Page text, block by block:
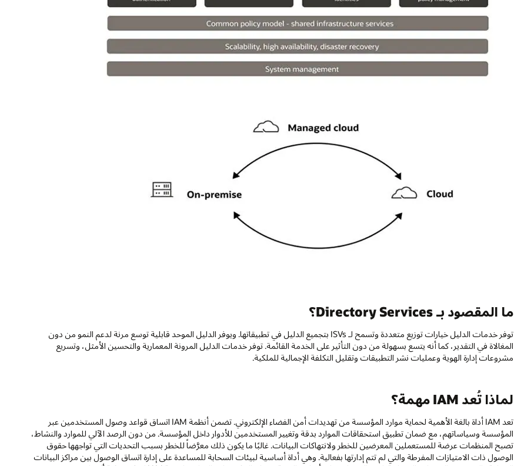
ما المقصود بـ Directory Services؟
توفر خدمات الدليل خيارات توزيع متعددة وتسمح لـ ISVs بتجميع الدليل في تطبيقاتها. ويوفر الدليل الموحد قابلية توسع مرنة لدعم النمو من دون
المغالاة في التقدير، كما أنه يتسع بسهولة من دون التأثير على الخدمة القائمة. توفر خدمات الدليل المرونة المعمارية والتحسين الأمثل، وتسريع
مشروعات إدارة الهوية وعمليات نشر التطبيقات وتقليل التكلفة الإجمالية للملكية.
لماذا تُعد IAM مهمة؟
تعد IAM أداة بالغة الأهمية لحماية موارد المؤسسة من تهديدات أمن الفضاء الإلكتروني. تضمن أنظمة IAM اتساق قواعد وصول المستخدمين عبر
المؤسسة وسياساتهم، مع ضمان تطبيق استحقاقات الموارد بدقة وتغيير المستخدمين للأدوار داخل المؤسسة. من دون الرصد الآلي للموارد والنشاط،
تصبح المنظمات عرضة للمستعملين المعرضين للخطر ولانتهاكات البيانات. غالبًا ما يكون ذلك معرَّضاً للخطر بسبب التحديات التي تواجهها حقوق
الوصول ذات الامتيازات المفرطة والتي لم تتم إدارتها بفعالية. وهي أداة أساسية لبيئات السحابة للمساعدة على إدارة اتساق الوصول بين مراكز البيانات